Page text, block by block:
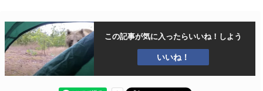
この記事が気に入ったらいいね！しよう
いいね！